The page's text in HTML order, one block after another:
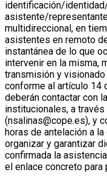
identificación/
asistente/
multidireccional, en
asistentes en remoto
instantánea de lo que
intervenir en la misma,
transmisión y
conforme al artículo 14
deberán contactar con
institucionales, a
(nsalinas@cope.es), y
horas de antelación a
organizar y garantizar
confirmada la
el enlace concreto para